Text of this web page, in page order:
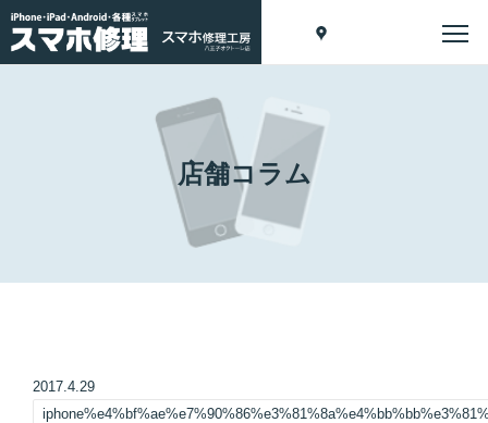
店舗コラム
2017.4.29